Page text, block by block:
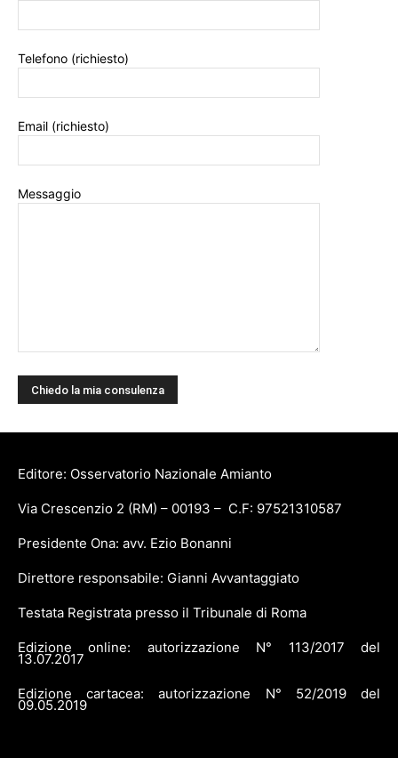
Telefono (richiesto)
Email (richiesto)
Messaggio
Editore: Osservatorio Nazionale Amianto
Via Crescenzio 2 (RM) – 00193 – C.F: 97521310587
Presidente Ona: avv. Ezio Bonanni
Direttore responsabile: Gianni Avvantaggiato
Testata Registrata presso il Tribunale di Roma
Edizione online: autorizzazione N° 113/2017 del
13.07.2017
Edizione cartacea: autorizzazione N° 52/2019 del
09.05.2019